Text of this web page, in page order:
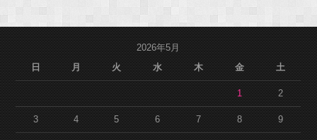
2026年5月
日
月 火 水 木 金 土
1 2
3 4 5 6 7 8 9